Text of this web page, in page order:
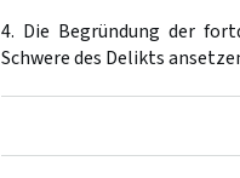
4. Die Begründung der
Schwere des Delikts